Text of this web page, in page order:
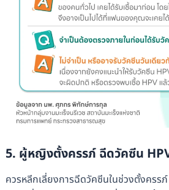
5. ผู้หญิงตั้งครรภ์ ฉีดวัคซีน
ควรหลีกเลี่ยงการฉีดวัคซีนในช่วงตั้งครร